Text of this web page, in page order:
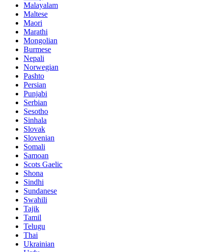
Malayalam
Maltese
Maori
Marathi
Mongolian
Burmese
Nepali
Norwegian
Pashto
Persian
Punjabi
Serbian
Sesotho
Sinhala
Slovak
Slovenian
Somali
Samoan
Scots Gaelic
Shona
Sindhi
Sundanese
Swahili
Tajik
Tamil
Telugu
Thai
Ukrainian